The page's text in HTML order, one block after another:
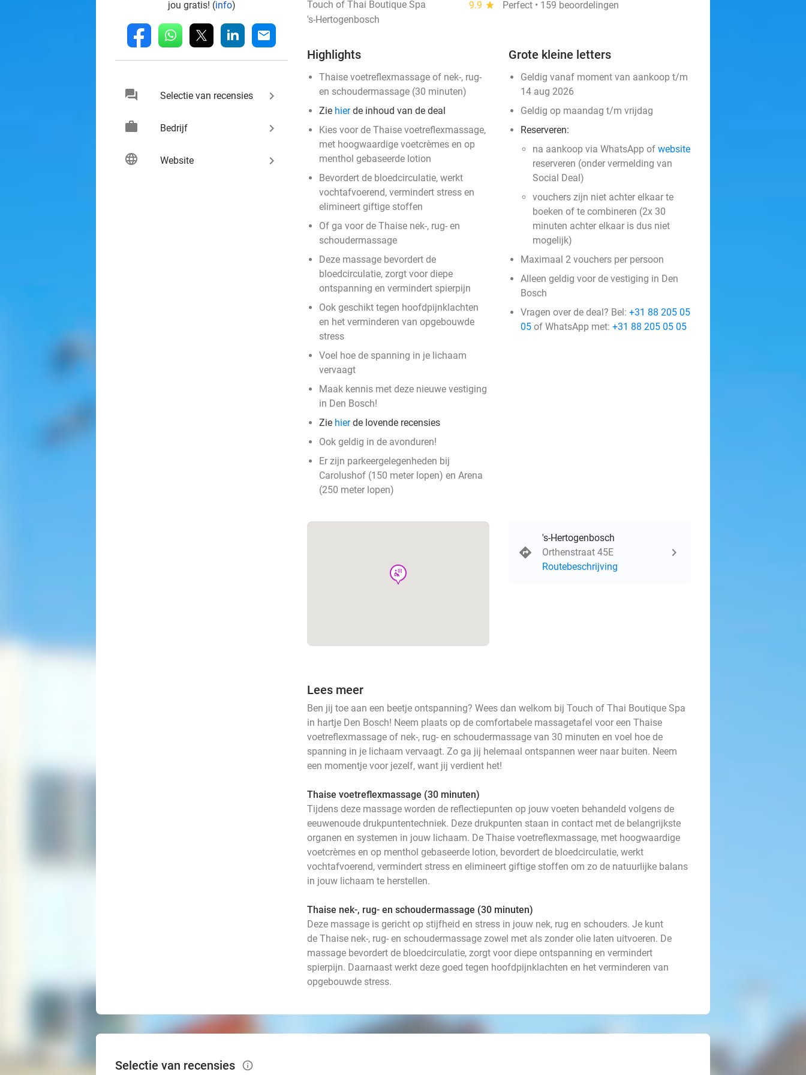
jou gratis! (info)
fb whatsapp linkedin mail
chat Selectie van recensies keyboard_arrow_right
work Bedrijf keyboard_arrow_right
language Website keyboard_arrow_right
Touch of Thai Boutique Spa 9.9 star
Perfect • 159 beoordelingen
's-Hertogenbosch
Highlights
Thaise voetreflexmassage of nek-, rug-
en schoudermassage (30 minuten)
Zie hierde inhoud van de deal
Kies voor de Thaise voetreflexmassage,
met hoogwaardige voetcrèmes en op
menthol gebaseerde lotion
Bevordert de bloedcirculatie, werkt
vochtafvoerend, vermindert stress en
elimineert giftige stoffen
Of ga voor de Thaise nek-, rug- en
schoudermassage
Deze massage bevordert de
bloedcirculatie, zorgt voor diepe
ontspanning en vermindert spierpijn
Ook geschikt tegen hoofdpijnklachten
en het verminderen van opgebouwde
stress
Voel hoe de spanning in je lichaam
vervaagt
Maak kennis met deze nieuwe vestiging
in Den Bosch!
Zie hierde lovende recensies
Ook geldig in de avonduren!
Er zijn parkeergelegenheden bij
Carolushof (150 meter lopen) en Arena
(250 meter lopen)
Grote kleine letters
Geldig vanaf moment van aankoop t/m
14 aug 2026
Geldig op maandag t/m vrijdag
Reserveren:
na aankoop via WhatsApp of website
reserveren (onder vermelding van
Social Deal)
vouchers zijn niet achter elkaar te
boeken of te combineren (2x 30
minuten achter elkaar is dus niet
mogelijk)
​Maximaal 2 vouchers per persoon
Alleen geldig voor de vestiging in Den
Bosch
Vragen over de deal? Bel: +31 88 205 05
05 of WhatsApp met: +31 88 205 05 05
wellness
's-Hertogenbosch
Orthenstraat 45E
Routebeschrijving
Lees meer
Ben jij toe aan een beetje ontspanning? Wees dan welkom bij Touch of Thai Boutique Spa
in hartje Den Bosch! Neem plaats op de comfortabele massagetafel voor een Thaise
voetreflexmassage of nek-, rug- en schoudermassage van 30 minuten en voel hoe de
spanning in je lichaam vervaagt. Zo ga jij helemaal ontspannen weer naar buiten. Neem
een momentje voor jezelf, want jij verdient het!
Thaise voetreflexmassage (30 minuten)
Tijdens deze massage worden de reflectiepunten op jouw voeten behandeld volgens de
eeuwenoude drukpuntentechniek. Deze drukpunten staan in contact met de belangrijkste
organen en systemen in jouw lichaam. De Thaise voetreflexmassage, met hoogwaardige
voetcrèmes en op menthol gebaseerde lotion, bevordert de bloedcirculatie, werkt
vochtafvoerend, vermindert stress en elimineert giftige stoffen om zo de natuurlijke balans
in jouw lichaam te herstellen.
Thaise nek-, rug- en schoudermassage (30 minuten)
Deze massage is gericht op stijfheid en stress in jouw nek, rug en schouders. Je kunt
de Thaise nek-, rug- en schoudermassage zowel met als zonder olie laten uitvoeren. De
massage bevordert de bloedcirculatie, zorgt voor diepe ontspanning en vermindert
spierpijn. Daarnaast werkt deze goed tegen hoofdpijnklachten en het verminderen van
opgebouwde stress.
Selectie van recensies info_outlined